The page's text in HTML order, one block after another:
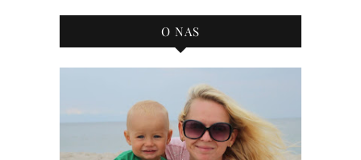
O NAS